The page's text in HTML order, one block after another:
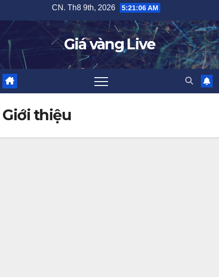
content
CN. Th8 9th, 2026 5:21:07 AM
Giá vàng Live
Giới thiệu